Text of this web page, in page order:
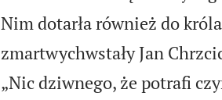
Nim dotarła również do
zmartwychwstały Jan
„Nic dziwnego, że potrafi